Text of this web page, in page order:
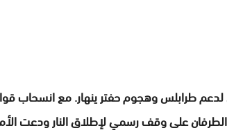
طرابلس وهجوم حفتر ينهار. مع انسحاب
على وقف رسمي لإطلاق النار ودعت